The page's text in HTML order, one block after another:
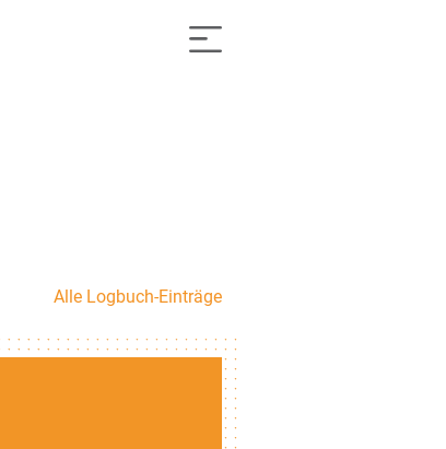
Alle Logbuch-Einträge